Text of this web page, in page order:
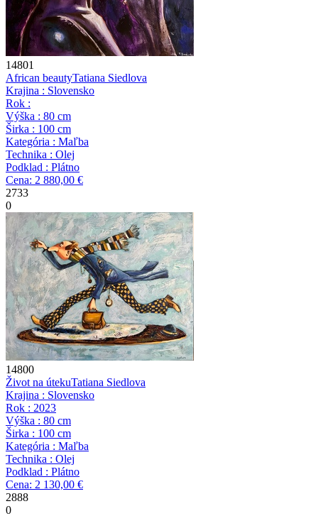
14801
African beautyTatiana Siedlova
Krajina : Slovensko
Rok :
Výška : 80 cm
Širka : 100 cm
Kategória : Maľba
Technika : Olej
Podklad : Plátno
Cena: 2 880,00 €
2733
0
14800
Život na útekuTatiana Siedlova
Krajina : Slovensko
Rok : 2023
Výška : 80 cm
Širka : 100 cm
Kategória : Maľba
Technika : Olej
Podklad : Plátno
Cena: 2 130,00 €
2888
0